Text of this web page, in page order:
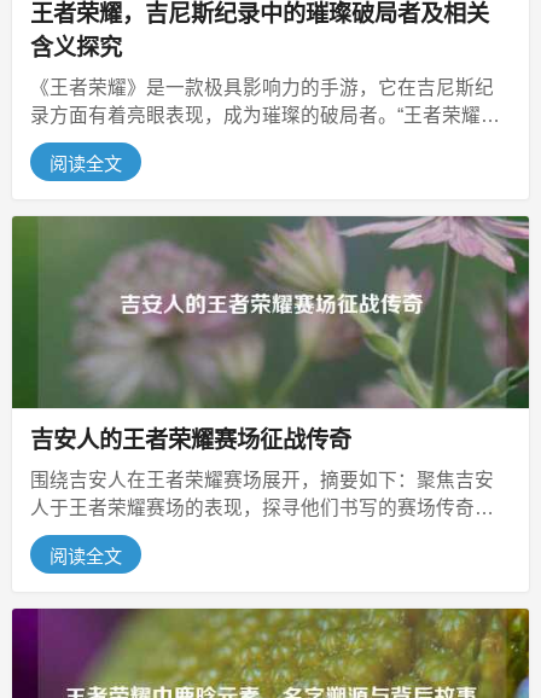
王者荣耀，吉尼斯纪录中的璀璨破局者及相关
含义探究
《王者荣耀》是一款极具影响力的手游，它在吉尼斯纪
录方面有着亮眼表现，成为璀璨的破局者。“王者荣耀吉
尼斯”意味着游戏在吉尼斯认证相...
阅读全文
吉安人的王者荣耀赛场征战传奇
围绕吉安人在王者荣耀赛场展开，摘要如下：聚焦吉安
人于王者荣耀赛场的表现，探寻他们书写的赛场传奇。
“王者荣耀比赛吉安人怎么打”这一...
阅读全文